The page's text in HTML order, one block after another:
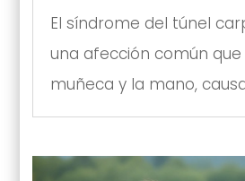
El síndrome del túnel
una afección común
muñeca y la mano,